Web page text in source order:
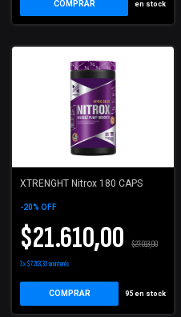
COMPRAR en stock
XTRENGHT Nitrox 180 CAPS
-20% OFF
$21.610,00 $27.013,00
3x$7.203,33sin interés
95en stock